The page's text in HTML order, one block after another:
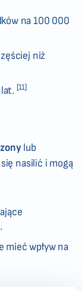
na 100 000
niż
[11]
lub
nasilić i mogą
mieć wpływ na